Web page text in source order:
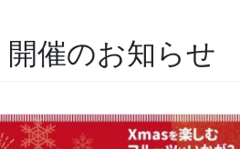
催のお知らせ